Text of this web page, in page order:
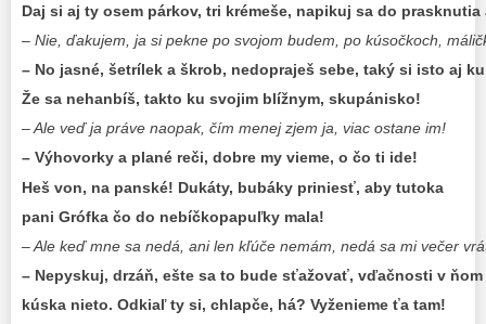
Daj si aj ty osem párkov, tri krémeše, napikuj sa do
– Nie, ďakujem, ja si pekne po svojom budem, po kúsočkoch,
– No jasné, šetrílek a škrob, nedopraješ sebe, taký si isto aj
Že sa nehanbíš, takto ku svojim blížnym, skupánisko!
– Ale veď ja práve naopak, čím menej zjem ja, viac ostane im!
– Výhovorky a plané reči, dobre my vieme, o čo ti ide!
Heš von, na panské! Dukáty, bubáky priniesť, aby tutoka
pani Grófka čo do nebíčkopapuľky mala!
– Ale keď mne sa nedá, ani len kľúče nemám, nedá sa mi večer
– Nepyskuj, drzáň, ešte sa to bude sťažovať, vďačnosti v ňom
kúska nieto. Odkiaľ ty si, chlapče, há? Vyženieme ťa tam!